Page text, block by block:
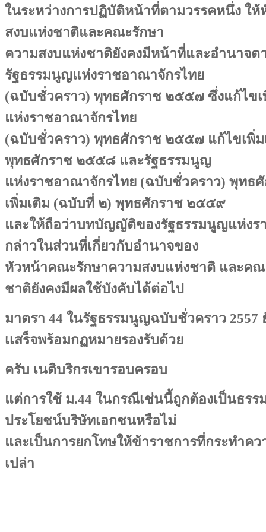
ในระหว่างการปฏิบัติหน้าที่ตามวรรคหนึ่ง ใ
สงบแห่งชาติและคณะรักษา
ความสงบแห่งชาติยังคงมีหน้าที่และอำนาจ
รัฐธรรมนูญแห่งราชอาณาจักรไทย
(ฉบับชั่วคราว) พุทธศักราช ๒๕๕๗ ซึ่งแก้ไข
แห่งราชอาณาจักรไทย
(ฉบับชั่วคราว) พุทธศักราช ๒๕๕๗ แก้ไขเพิ่
พุทธศักราช ๒๕๕๘ และรัฐธรรมนูญ
แห่งราชอาณาจักรไทย (ฉบับชั่วคราว) พุทธ
เพิ่มเติม (ฉบับที่ ๒) พุทธศักราช ๒๕๕๙
และให้ถือว่าบทบัญญัติของรัฐธรรมนูญแห่งร
กล่าวในส่วนที่เกี่ยวกับอำนาจของ
หัวหน้าคณะรักษาความสงบแห่งชาติ และคณ
ชาติยังคงมีผลใช้บังคับได้ต่อไป
มาตรา 44 ในรัฐธรรมนูญฉบับชั่วคราว 2557
เเสร็จพร้อมกฏหมายรองรับด้วย
ครับ เนติบริกรเขารอบครอบ
แต่การใช้ ม.44 ในกรณีเช่นนี้ถูกต้องเป็นธรร
ประโยชน์บริษัทเอกชนหรือไม่
และเป็นการยกโทษให้ข้าราชการที่กระทำค
เปล่า